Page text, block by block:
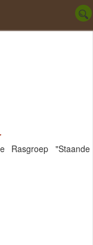
Rasgroep "Staande